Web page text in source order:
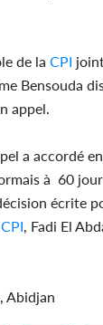
de laCPI
Bensouda
appel.
a accordé
à 60
écrite
CPI, Fadi El
Abidjan